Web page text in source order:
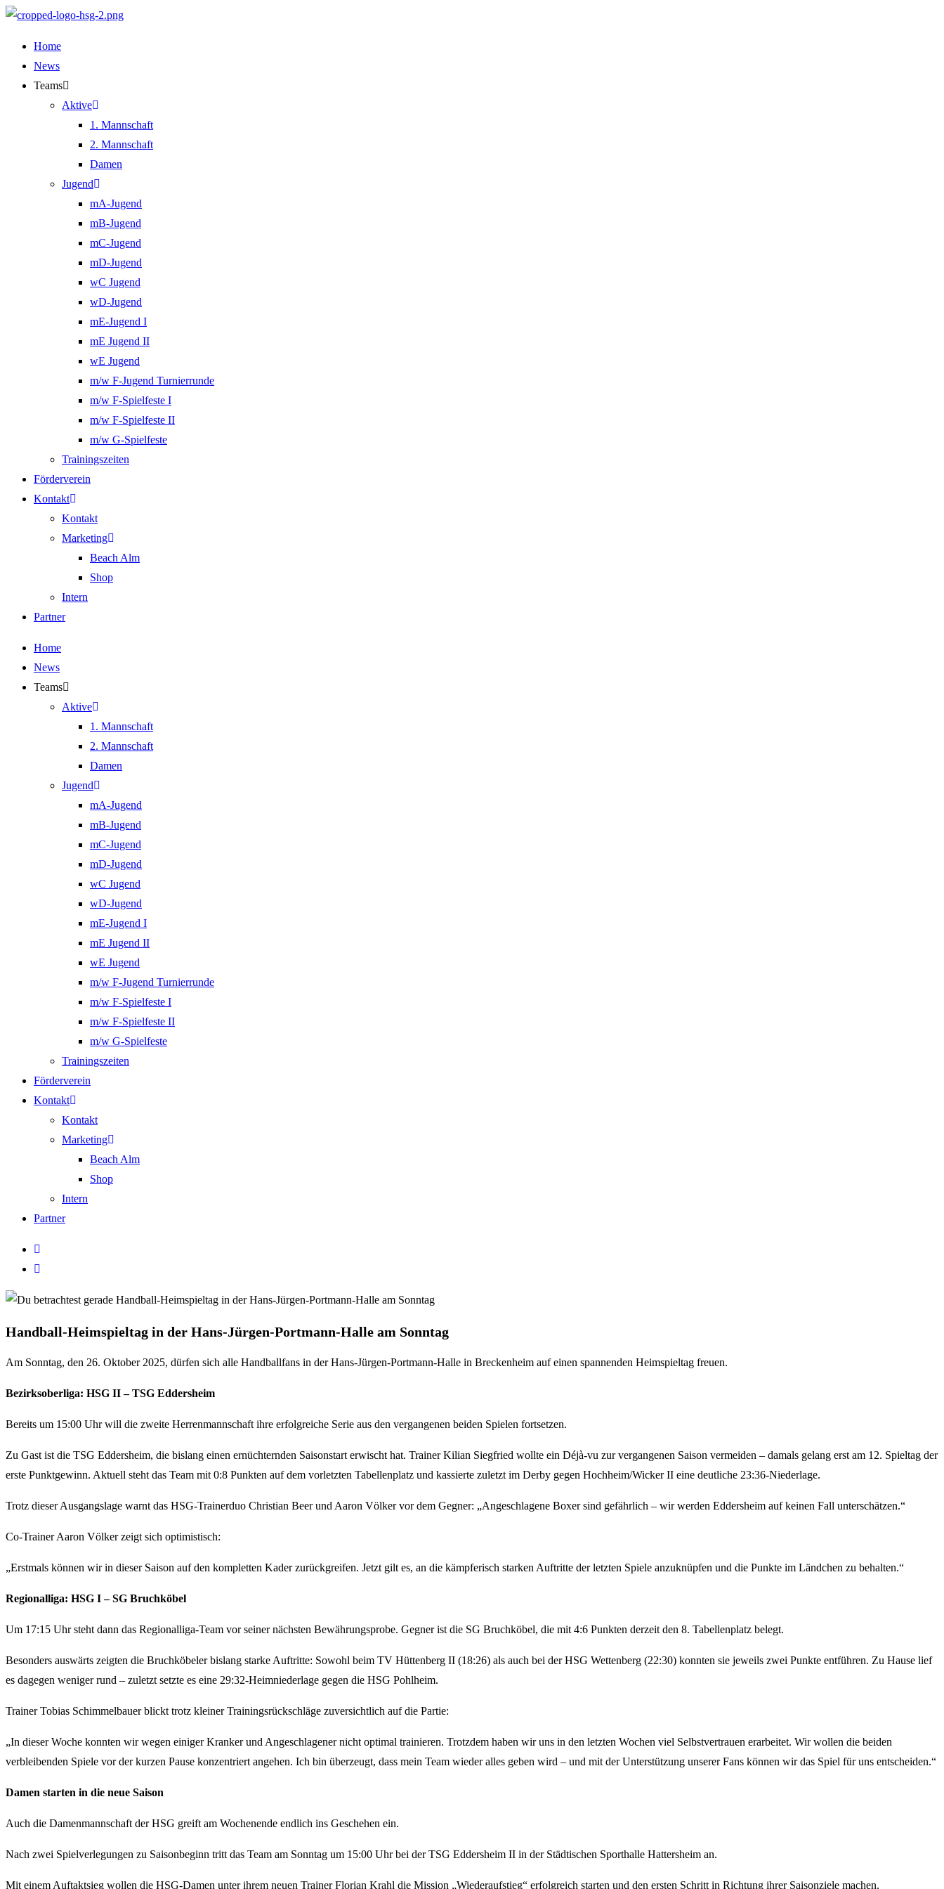
Zum
springen
Home
News
Teams
Aktive
1. Mannschaft
2. Mannschaft
Damen
Jugend
mA-Jugend
mB-Jugend
mC-Jugend
mD-Jugend
wC Jugend
wD-Jugend
mE-Jugend I
mE Jugend II
wE Jugend
m/w F-Jugend Turnierrunde
m/w F-Spielfeste I
m/w F-Spielfeste II
m/w G-Spielfeste
Trainingszeiten
Förderverein
Kontakt
Kontakt
Marketing
Beach Alm
Shop
Intern
Partner
Home
News
Teams
Aktive
1. Mannschaft
2. Mannschaft
Damen
Jugend
mA-Jugend
mB-Jugend
mC-Jugend
mD-Jugend
wC Jugend
wD-Jugend
mE-Jugend I
mE Jugend II
wE Jugend
m/w F-Jugend Turnierrunde
m/w F-Spielfeste I
m/w F-Spielfeste II
m/w G-Spielfeste
Trainingszeiten
Förderverein
Kontakt
Kontakt
Marketing
Beach Alm
Shop
Intern
Partner
Handball-Heimspieltag in der Hans-Jürgen-Portmann-Halle am Sonntag
Am Sonntag, den 26. Oktober 2025, dürfen sich alle Handballfans in der Hans-Jürgen-Portmann-Halle in Breckenheim auf einen spannenden Heimspieltag freuen.
Bezirksoberliga: HSG II – TSG Eddersheim
Bereits um 15:00 Uhr will die zweite Herrenmannschaft ihre erfolgreiche Serie aus den vergangenen beiden Spielen fortsetzen.
Zu Gast ist die TSG Eddersheim, die bislang einen ernüchternden Saisonstart erwischt hat. Trainer Kilian Siegfried wollte ein Déjà-vu zur vergangenen Saison vermeiden – damals gelang erst am 12. Spieltag der
erste Punktgewinn. Aktuell steht das Team mit 0:8 Punkten auf dem vorletzten Tabellenplatz und kassierte zuletzt im Derby gegen Hochheim/Wicker II eine deutliche 23:36-Niederlage.
Trotz dieser Ausgangslage warnt das HSG-Trainerduo Christian Beer und Aaron Völker vor dem Gegner: „Angeschlagene Boxer sind gefährlich – wir werden Eddersheim auf keinen Fall unterschätzen.“
Co-Trainer Aaron Völker zeigt sich optimistisch:
„Erstmals können wir in dieser Saison auf den kompletten Kader zurückgreifen. Jetzt gilt es, an die kämpferisch starken Auftritte der letzten Spiele anzuknüpfen und die Punkte im Ländchen zu behalten.“
Regionalliga: HSG I – SG Bruchköbel
Um 17:15 Uhr steht dann das Regionalliga-Team vor seiner nächsten Bewährungsprobe. Gegner ist die SG Bruchköbel, die mit 4:6 Punkten derzeit den 8. Tabellenplatz belegt.
Besonders auswärts zeigten die Bruchköbeler bislang starke Auftritte: Sowohl beim TV Hüttenberg II (18:26) als auch bei der HSG Wettenberg (22:30) konnten sie jeweils zwei Punkte entführen. Zu Hause lief
es dagegen weniger rund – zuletzt setzte es eine 29:32-Heimniederlage gegen die HSG Pohlheim.
Trainer Tobias Schimmelbauer blickt trotz kleiner Trainingsrückschläge zuversichtlich auf die Partie:
„In dieser Woche konnten wir wegen einiger Kranker und Angeschlagener nicht optimal trainieren. Trotzdem haben wir uns in den letzten Wochen viel Selbstvertrauen erarbeitet. Wir wollen die beiden
verbleibenden Spiele vor der kurzen Pause konzentriert angehen. Ich bin überzeugt, dass mein Team wieder alles geben wird – und mit der Unterstützung unserer Fans können wir das Spiel für uns entscheiden.“
Damen starten in die neue Saison
Auch die Damenmannschaft der HSG greift am Wochenende endlich ins Geschehen ein.
Nach zwei Spielverlegungen zu Saisonbeginn tritt das Team am Sonntag um 15:00 Uhr bei der TSG Eddersheim II in der Städtischen Sporthalle Hattersheim an.
Mit einem Auftaktsieg wollen die HSG-Damen unter ihrem neuen Trainer Florian Krahl die Mission „Wiederaufstieg“ erfolgreich starten und den ersten Schritt in Richtung ihrer Saisonziele machen.